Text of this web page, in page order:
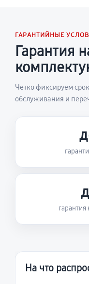
ГАРАНТИЙНЫЕ
Гарантия
Четко фиксируем
обслуживания и
гарантия
На что